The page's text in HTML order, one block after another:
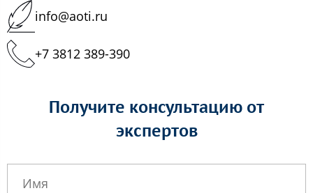
info@aoti.ru
+7 3812 389-390
Получите консультацию от
экспертов